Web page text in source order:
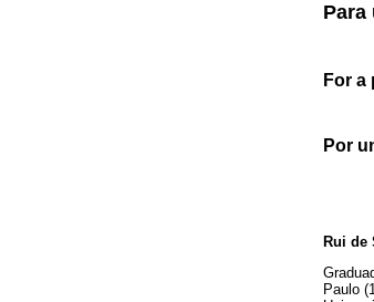
Para
For a
Por
Rui de
Paulo